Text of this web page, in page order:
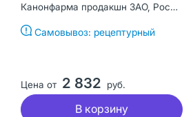
Канонфарма продакшн ЗАО, Россия
Самовывоз: рецептурный
Цена от 2 832 руб.
В корзину